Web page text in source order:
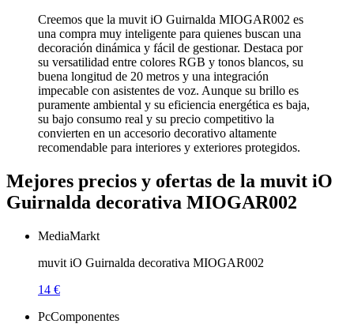
Creemos que la muvit iO Guirnalda MIOGAR002 es
una compra muy inteligente para quienes buscan una
decoración dinámica y fácil de gestionar. Destaca por
su versatilidad entre colores RGB y tonos blancos, su
buena longitud de 20 metros y una integración
impecable con asistentes de voz. Aunque su brillo es
puramente ambiental y su eficiencia energética es baja,
su bajo consumo real y su precio competitivo la
convierten en un accesorio decorativo altamente
recomendable para interiores y exteriores protegidos.
Mejores precios y ofertas de la muvit iO
Guirnalda decorativa MIOGAR002
MediaMarkt
muvit iO Guirnalda decorativa MIOGAR002
14 €
PcComponentes